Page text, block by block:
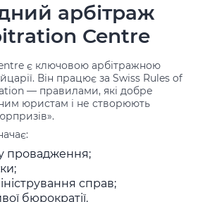
арбітраж
Centre
є ключовою арбітражною
Він працює за Swiss Rules of
— правилами, які добре
юристам і не створюють
провадження;
справ;
бюрократії.